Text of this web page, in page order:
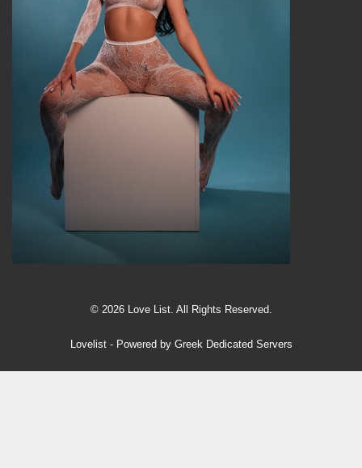
© 2026 Love List. All Rights Reserved.
Lovelist- Powered by Greek Dedicated Servers